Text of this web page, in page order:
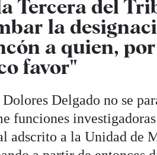
Tercera del
la
a quien,
favor"
Dolores Delgado no se
funciones
adscrito a la Unidad de